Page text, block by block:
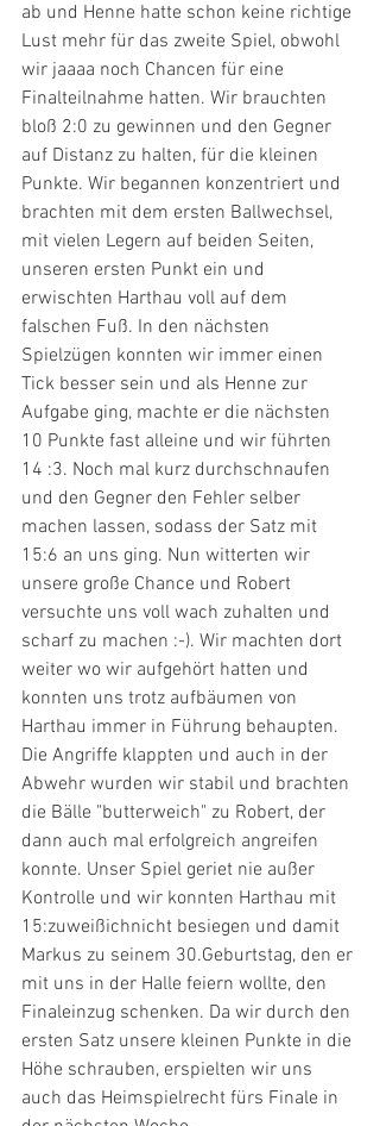
ab und Henne hatte schon keine richtige
Lust mehr für das zweite Spiel, obwohl
wir jaaaa noch Chancen für eine
Finalteilnahme hatten. Wir brauchten
bloß 2:0 zu gewinnen und den Gegner
auf Distanz zu halten, für die kleinen
Punkte. Wir begannen konzentriert und
brachten mit dem ersten Ballwechsel,
mit vielen Legern auf beiden Seiten,
unseren ersten Punkt ein und
erwischten Harthau voll auf dem
falschen Fuß. In den nächsten
Spielzügen konnten wir immer einen
Tick besser sein und als Henne zur
Aufgabe ging, machte er die nächsten
10 Punkte fast alleine und wir führten
14 :3. Noch mal kurz durchschnaufen
und den Gegner den Fehler selber
machen lassen, sodass der Satz mit
15:6 an uns ging. Nun witterten wir
unsere große Chance und Robert
versuchte uns voll wach zuhalten und
scharf zu machen :-). Wir machten dort
weiter wo wir aufgehört hatten und
konnten uns trotz aufbäumen von
Harthau immer in Führung behaupten.
Die Angriffe klappten und auch in der
Abwehr wurden wir stabil und brachten
die Bälle "butterweich" zu Robert, der
dann auch mal erfolgreich angreifen
konnte. Unser Spiel geriet nie außer
Kontrolle und wir konnten Harthau mit
15:zuweißichnicht besiegen und damit
Markus zu seinem 30.Geburtstag, den er
mit uns in der Halle feiern wollte, den
Finaleinzug schenken. Da wir durch den
ersten Satz unsere kleinen Punkte in die
Höhe schrauben, erspielten wir uns
auch das Heimspielrecht fürs Finale in